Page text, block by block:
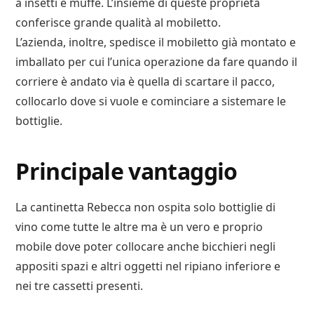
conferisce grande qualità al mobiletto.
L’azienda, inoltre, spedisce il mobiletto già montato e
imballato per cui l’unica operazione da fare quando il
corriere è andato via è quella di scartare il pacco,
collocarlo dove si vuole e cominciare a sistemare le
bottiglie.
Principale vantaggio
La cantinetta Rebecca non ospita solo bottiglie di
vino come tutte le altre ma è un vero e proprio
mobile dove poter collocare anche bicchieri negli
appositi spazi e altri oggetti nel ripiano inferiore e
nei tre cassetti presenti.